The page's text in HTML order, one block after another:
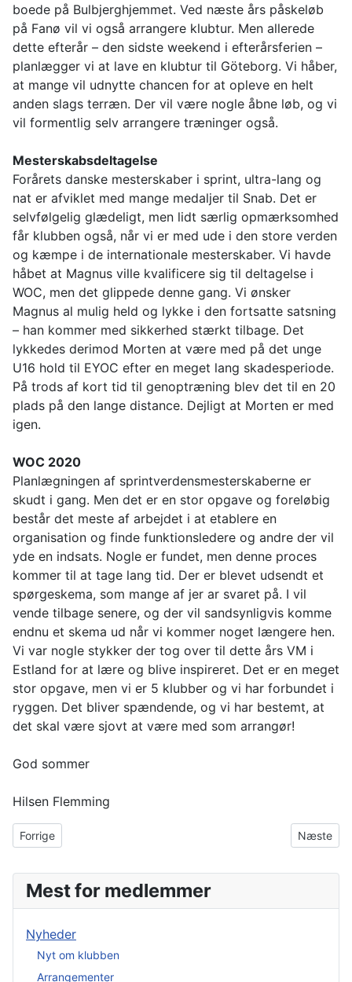
Mest for medlemmer
Nyheder
Nyt om klubben
Arrangementer
boede på Bulbjerghjemmet. Ved næste års påskeløb
på Fanø vil vi også arrangere klubtur. Men allerede
dette efterår – den sidste weekend i efterårsferien –
planlægger vi at lave en klubtur til Göteborg. Vi håber,
at mange vil udnytte chancen for at opleve en helt
anden slags terræn. Der vil være nogle åbne løb, og vi
vil formentlig selv arrangere træninger også.
Mesterskabsdeltagelse
Forårets danske mesterskaber i sprint, ultra-lang og
nat er afviklet med mange medaljer til Snab. Det er
selvfølgelig glædeligt, men lidt særlig opmærksomhed
får klubben også, når vi er med ude i den store verden
og kæmpe i de internationale mesterskaber. Vi havde
håbet at Magnus ville kvalificere sig til deltagelse i
WOC, men det glippede denne gang. Vi ønsker
Magnus al mulig held og lykke i den fortsatte satsning
– han kommer med sikkerhed stærkt tilbage. Det
lykkedes derimod Morten at være med på det unge
U16 hold til EYOC efter en meget lang skadesperiode.
På trods af kort tid til genoptræning blev det til en 20
plads på den lange distance. Dejligt at Morten er med
igen.
WOC 2020
Planlægningen af sprintverdensmesterskaberne er
skudt i gang. Men det er en stor opgave og foreløbig
består det meste af arbejdet i at etablere en
organisation og finde funktionsledere og andre der vil
yde en indsats. Nogle er fundet, men denne proces
kommer til at tage lang tid. Der er blevet udsendt et
spørgeskema, som mange af jer ar svaret på. I vil
vende tilbage senere, og der vil sandsynligvis komme
endnu et skema ud når vi kommer noget længere hen.
Vi var nogle stykker der tog over til dette års VM i
Estland for at lære og blive inspireret. Det er en meget
stor opgave, men vi er 5 klubber og vi har forbundet i
ryggen. Det bliver spændende, og vi har bestemt, at
det skal være sjovt at være med som arrangør!
God sommer
Hilsen Flemming
Forrige artikel: Nyhedsbrev nr. 30, december 2017
Forrige Næste
Næste